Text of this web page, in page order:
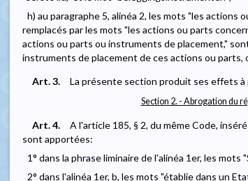
h) au paragraphe 5, alinéa 2, les mots "les actions
remplacés par les mots "les actions ou parts
actions ou parts ou instruments de placement,"
instruments de placement de ces actions ou parts,
Art. 3.
La présente section produit ses effets
Section 2. - Abrogation du
Art. 4. A l'article 185, § 2, du même Code, inséré
sont apportées:
1° dans la phrase liminaire de l'alinéa 1er, les
2° dans l'alinéa 1er, b, les mots "établie dans un